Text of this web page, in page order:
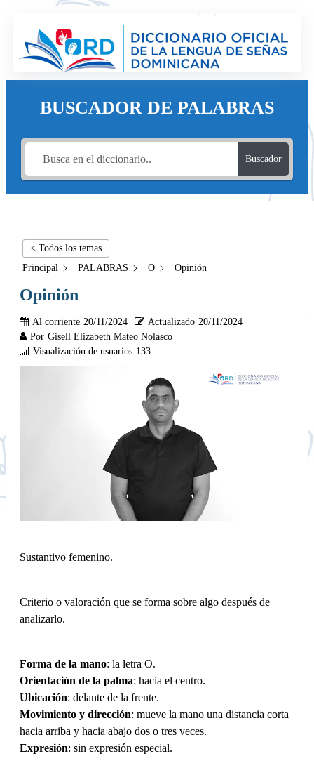
BUSCADOR DE PALABRAS
Buscador
< Todos los temas
Principal
PALABRAS O Opinión
Opinión
Al corriente 20/11/2024 Actualizado 20/11/2024
Por Gisell Elizabeth Mateo Nolasco
Visualización de usuarios 133
Sustantivo femenino.
Criterio o valoración que se forma sobre algo después de
analizarlo.
Forma de la mano: la letra O.
Orientación de la palma: hacia el centro.
Ubicación: delante de la frente.
Movimiento y dirección: mueve la mano una distancia corta
hacia arriba y hacia abajo dos o tres veces.
Expresión: sin expresión especial.